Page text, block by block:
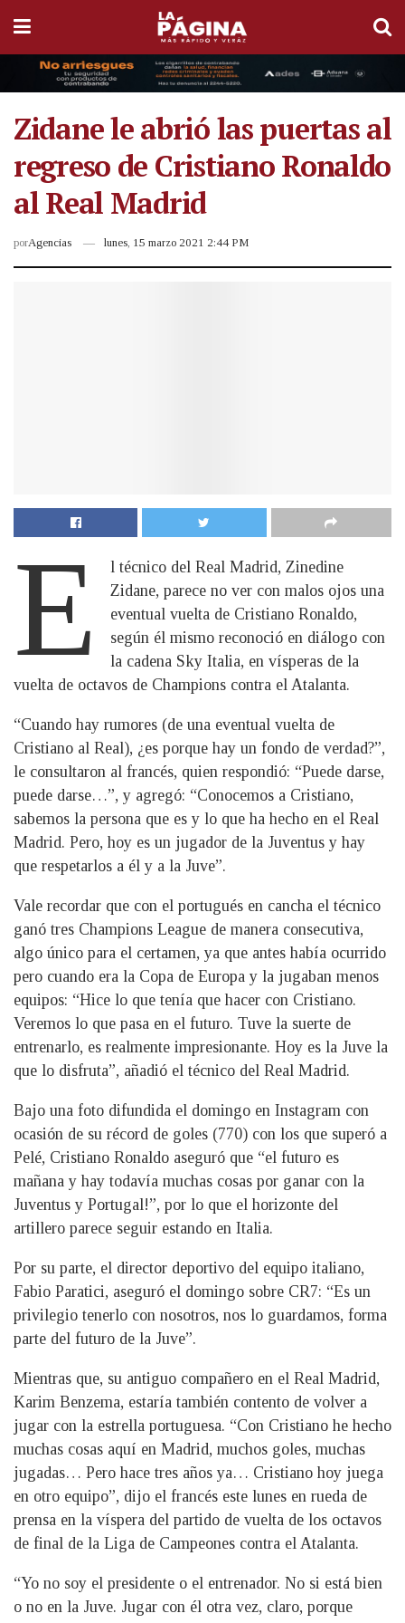
Zidane le abrió las puertas al
regreso de Cristiano Ronaldo
al Real Madrid
porAgencias lunes, 15 marzo 2021 2:44 PM
E
l técnico del Real Madrid, Zinedine
Zidane, parece no ver con malos ojos una
eventual vuelta de Cristiano Ronaldo,
según él mismo reconoció en diálogo con
la cadena Sky Italia, en vísperas de la
vuelta de octavos de Champions contra el Atalanta.
“Cuando hay rumores (de una eventual vuelta de
Cristiano al Real), ¿es porque hay un fondo de verdad?”,
le consultaron al francés, quien respondió: “Puede darse,
puede darse…”, y agregó: “Conocemos a Cristiano,
sabemos la persona que es y lo que ha hecho en el Real
Madrid. Pero, hoy es un jugador de la Juventus y hay
que respetarlos a él y a la Juve”.
Vale recordar que con el portugués en cancha el técnico
ganó tres Champions League de manera consecutiva,
algo único para el certamen, ya que antes había ocurrido
pero cuando era la Copa de Europa y la jugaban menos
equipos: “Hice lo que tenía que hacer con Cristiano.
Veremos lo que pasa en el futuro. Tuve la suerte de
entrenarlo, es realmente impresionante. Hoy es la Juve la
que lo disfruta”, añadió el técnico del Real Madrid.
Bajo una foto difundida el domingo en Instagram con
ocasión de su récord de goles (770) con los que superó a
Pelé, Cristiano Ronaldo aseguró que “el futuro es
mañana y hay todavía muchas cosas por ganar con la
Juventus y Portugal!”, por lo que el horizonte del
artillero parece seguir estando en Italia.
Por su parte, el director deportivo del equipo italiano,
Fabio Paratici, aseguró el domingo sobre CR7: “Es un
privilegio tenerlo con nosotros, nos lo guardamos, forma
parte del futuro de la Juve”.
Mientras que, su antiguo compañero en el Real Madrid,
Karim Benzema, estaría también contento de volver a
jugar con la estrella portuguesa. “Con Cristiano he hecho
muchas cosas aquí en Madrid, muchos goles, muchas
jugadas… Pero hace tres años ya… Cristiano hoy juega
en otro equipo”, dijo el francés este lunes en rueda de
prensa en la víspera del partido de vuelta de los octavos
de final de la Liga de Campeones contra el Atalanta.
“Yo no soy el presidente o el entrenador. No si está bien
o no en la Juve. Jugar con él otra vez, claro, porque